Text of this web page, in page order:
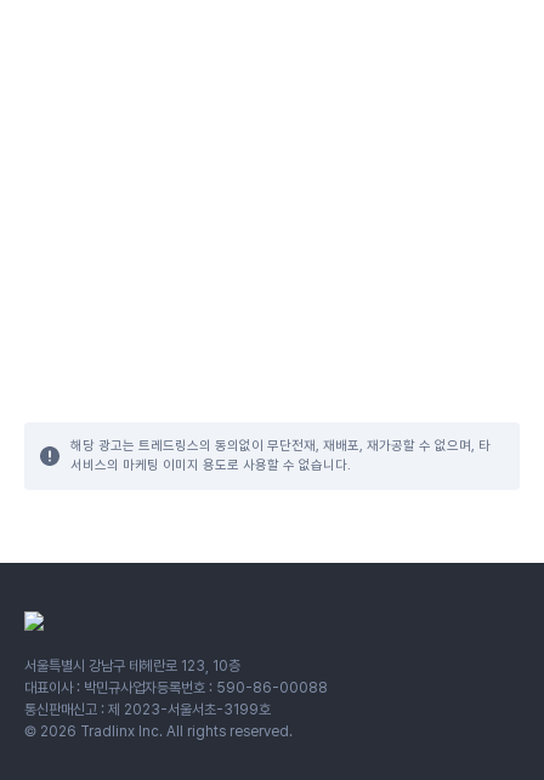
해당 광고는 트레드링스의 동의없이 무단전재, 재배포, 재가공할 수 없으며, 타
서비스의 마케팅 이미지 용도로 사용할 수 없습니다.
서울특별시 강남구 테헤란로 123, 10층
대표이사 : 박민규사업자등록번호 : 590-86-00088
통신판매신고 : 제 2023-서울서초-3199호
© 2026 Tradlinx Inc. All rights reserved.